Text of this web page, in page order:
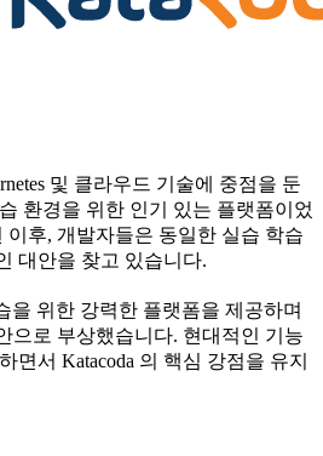
및 클라우드 기술에 중점을 둔
환경을 위한 인기 있는 플랫폼이었
이후, 개발자들은 동일한 실습 학습
대안을 찾고 있습니다.
을 위한 강력한 플랫폼을 제공하며
으로 부상했습니다. 현대적인 기능
면서 Katacoda 의 핵심 강점을 유지